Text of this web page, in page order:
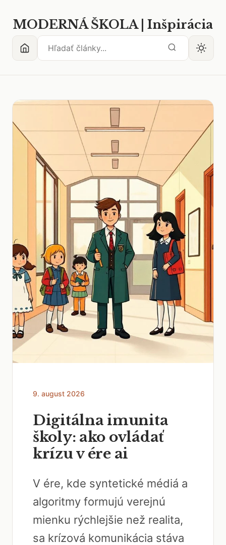
MODERNÁ ŠKOLA | Inšpirácia
9. august 2026
Digitálna imunita
školy: ako ovládať
krízu v ére ai
V ére, kde syntetické médiá a
algoritmy formujú verejnú
mienku rýchlejšie než realita,
sa krízová komunikácia stáva